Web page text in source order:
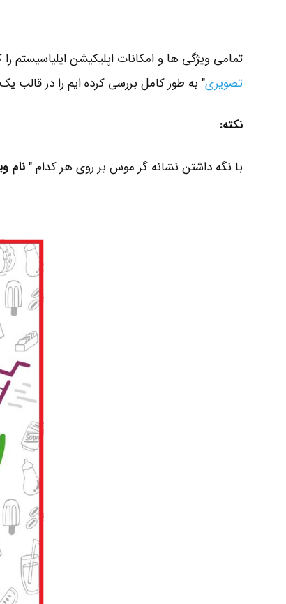
تمامی ویژگی ها و امکانات اپلیکیشن ایلیاسیستم را
تصویری" به طور کامل بررسی کرده ایم را در قالب
نکته:
با نگه داشتن نشانه گر موس بر روی هر کدام " نام